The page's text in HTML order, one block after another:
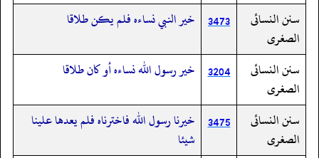
سنن النسائى
الصغرى
3473 خير النبي نساءه فلم يكن طلاقا
سنن النسائى
الصغرى
3204 خير رسول الله نساءه أو كان طلاقا
سنن النسائى
الصغرى
3475 خيرنا رسول الله فاخترناه فلم يعدها علينا
شيئا